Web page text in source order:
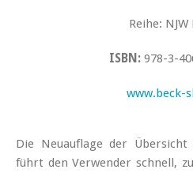
Reihe: NJW
ISBN: 978-3-
www.beck-
Die Neuauflage der
führt den Verwender schnell,